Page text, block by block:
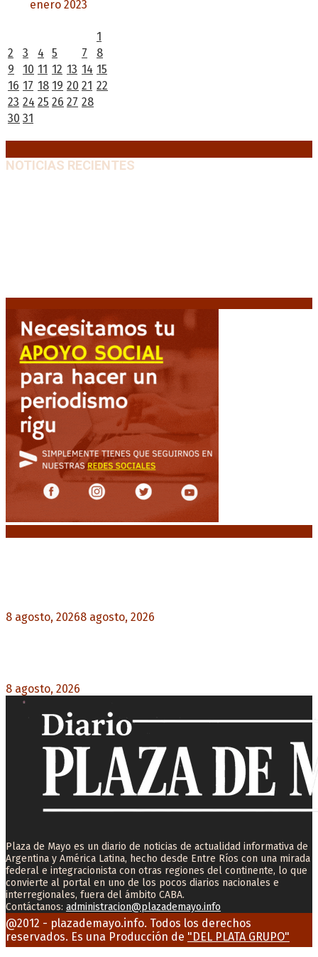
enero 2023
1
2
3 4 5 7
8
9
10 11 12 13 14 15
16 17 18 19 20 21 22
23 24 25 26 27 28
30 31
NOTICIAS RECIENTES
8 agosto, 20268 agosto, 2026
8 agosto, 2026
Plaza de Mayo es un diario de noticias de actualidad informativa de
Argentina y América Latina, hecho desde Entre Ríos con una mirada
federal e integracionista con otras regiones del continente, lo que
convierte al portal en uno de los pocos diarios nacionales e
interregionales, fuera del ámbito CABA.
Contáctanos: administracion@plazademayo.info
Facebook
Twitter
Instagram
Youtube
Email
@2012 - plazademayo.info. Todos los derechos
reservados. Es una Producción de "DEL PLATA GRUPO"